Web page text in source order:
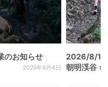
のお知らせ
2026年8月4日
2026/8/
朝明渓谷 ×